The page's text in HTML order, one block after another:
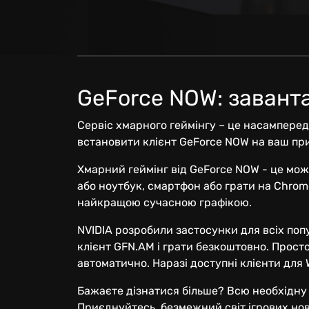
GeForce NOW:
Сервіс хмарного геймінгу – це
встановити клієнт GeForce NOW на ваш
Хмарний геймінг від GeForce NOW - це
або ноутбук, смартфон або грати на
найкращою сучасною графікою.
NVIDIA розробили застосунки для всіх
клієнт GFN.AM і грати безкоштовно.
автоматично. Наразі доступні клієнти
Бажаєте дізнатися більше? Всю